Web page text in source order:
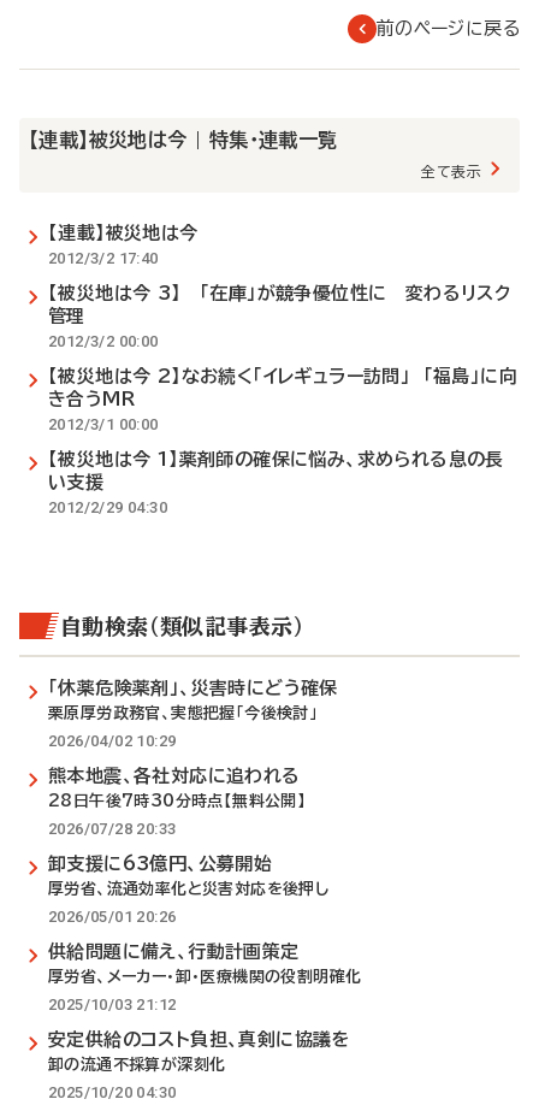
前のページに戻る
【連載】被災地は今 | 特集・連載一覧
全て表示
【連載】被災地は今
2012/3/2 17:40
【被災地は今 3】 「在庫」が競争優位性に 変わるリスク
管理
2012/3/2 00:00
【被災地は今 2】なお続く「イレギュラー訪問」 「福島」に向
き合うMR
2012/3/1 00:00
【被災地は今 1】薬剤師の確保に悩み、求められる息の長
い支援
2012/2/29 04:30
自動検索（類似記事表示）
「休薬危険薬剤」、災害時にどう確保
栗原厚労政務官、実態把握「今後検討」
2026/04/02 10:29
熊本地震、各社対応に追われる
28日午後7時30分時点【無料公開】
2026/07/28 20:33
卸支援に63億円、公募開始
厚労省、流通効率化と災害対応を後押し
2026/05/01 20:26
供給問題に備え、行動計画策定
厚労省、メーカー・卸・医療機関の役割明確化
2025/10/03 21:12
安定供給のコスト負担、真剣に協議を
卸の流通不採算が深刻化
2025/10/20 04:30